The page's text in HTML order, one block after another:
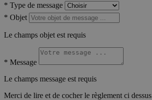
* Type de message
* Objet
Le champs objet est requis
* Message
Le champs message est requis
Merci de lire et de cocher le règlement ci dessus